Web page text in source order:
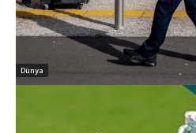
Dünya